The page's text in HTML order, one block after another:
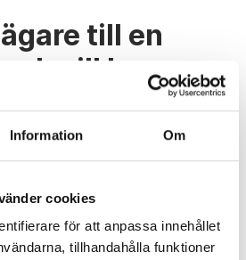
Information Om
cookies
för att anpassa innehållet
tillhandahålla funktioner
till en
vill ha
på
och
hur gör
ägare den förra ägarens